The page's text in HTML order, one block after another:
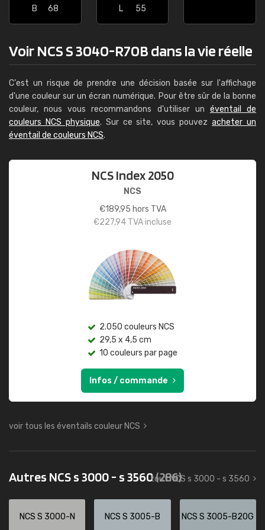
B
68
L
55
Voir NCS S 3040-R70B dans la vie réelle
C'est un risque de prendre une décision basée sur l'affichage
d'une couleur sur un écran numérique. Pour être sûr de la bonne
couleur, nous vous recommandons d'utiliser un éventail de
couleurs NCS physique. Sur ce site, vous pouvezacheter un
éventail de couleurs NCS.
NCS Index 2050
NCS
€189,95 hors TVA
€227,94 TVA incluse
2.050 couleurs NCS
29,5 x 4,5 cm
10 couleurs par page
Infos / commande
voir tous les éventails couleur NCS
Autres NCS s 3000 - s 3560(286)
tout NCS s 3000 - s 3560
NCS S 3000-N NCS S 3005-B NCS S 3005-B20G